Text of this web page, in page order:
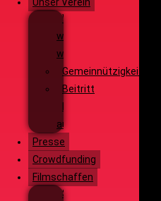
Wieso,
weshalb,
warum?!
Gemeinnützigkeit
Beitritt
Filmausrüstung
ausleihen
Presse
Crowdfunding
Filmschaffen
Schauspiel